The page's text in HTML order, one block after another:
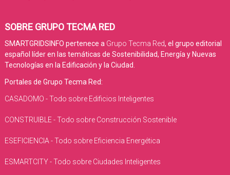
SOBRE GRUPO TECMA RED
SMARTGRIDSINFO pertenece a Grupo Tecma Red, el grupo editorial
español líder en las temáticas de Sostenibilidad, Energía y Nuevas
Tecnologías en la Edificación y la Ciudad.
Portales de Grupo Tecma Red:
CASADOMO - Todo sobre Edificios Inteligentes
CONSTRUIBLE - Todo sobre Construcción Sostenible
ESEFICIENCIA - Todo sobre Eficiencia Energética
ESMARTCITY - Todo sobre Ciudades Inteligentes